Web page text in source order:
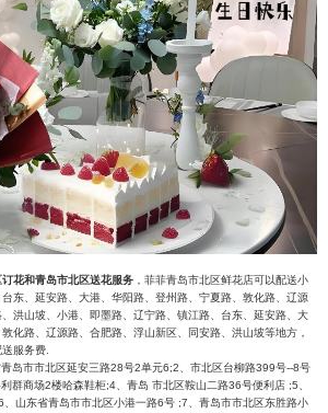
花和青岛市北区送花服务 ，菲菲青岛市北区鲜花店可以配送小
东、延安路、大港、华阳路、登州路、宁夏路、敦化路、辽源
洪山坡、小港、即墨路、辽宁路、镇江路、台东、延安路、大
化路、辽源路、合肥路、浮山新区、同安路、洪山坡等地方，
服务费.
岛市市北区延安三路28号2单元6;2、市北区台柳路399号--8号
群商场2楼哈森鞋柜;4、青岛 市北区鞍山二路36号便利店 ;5、
山东省青岛市市北区小港一路6号 ;7、青岛市市北区东胜路小